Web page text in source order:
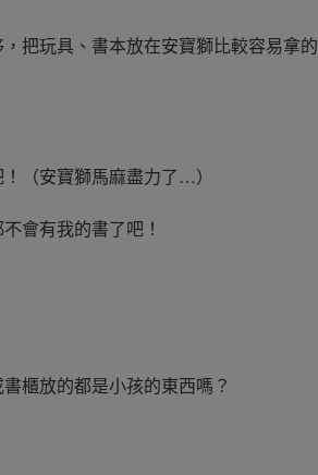
把玩具、書本放在安寶獅比較容易拿的
（安寶獅馬麻盡力了…）
會有我的書了吧！
櫃放的都是小孩的東西嗎？